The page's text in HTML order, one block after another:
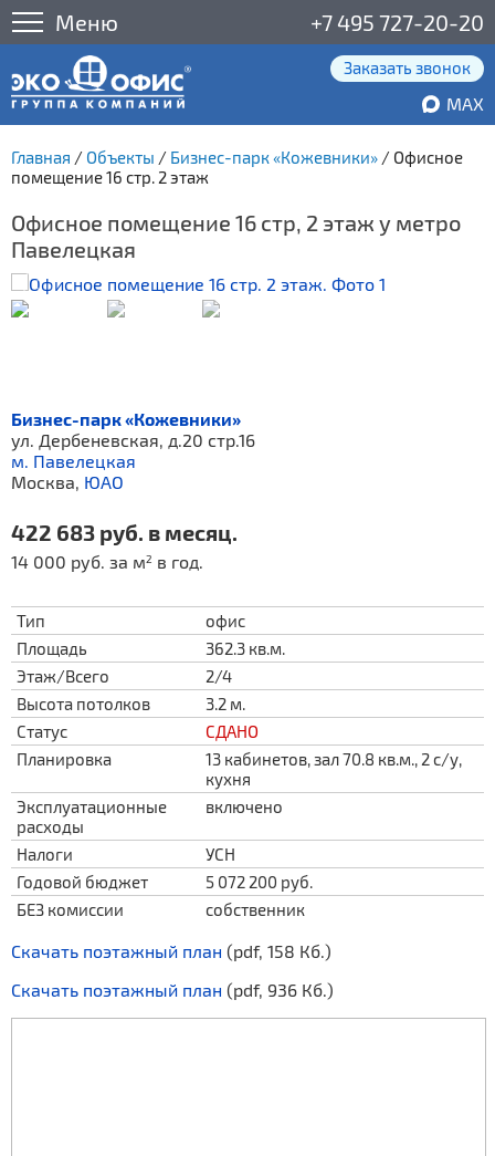
Меню +7 495 727-20-20
Заказать звонок
MAX
Главная / Объекты / Бизнес-парк «Кожевники» / Офисное
помещение 16 стр. 2 этаж
Офисное помещение 16 стр, 2 этаж у метро
Павелецкая
Бизнес-парк «Кожевники»
ул. Дербеневская, д.20 стр.16
м. Павелецкая
Москва, ЮАО
422 683 руб. в месяц.
14 000 руб. за м2 в год.
Тип
офис
Площадь
362.3 кв.м.
Этаж/Всего
2/4
Высота потолков
3.2 м.
Статус
СДАНО
Планировка
13 кабинетов, зал 70.8 кв.м., 2 с/у,
кухня
Эксплуатационные
расходы
включено
Налоги
УСН
Годовой бюджет
5 072 200 руб.
БЕЗ комиссии
собственник
Скачать поэтажный план (pdf, 158 Кб.)
Скачать поэтажный план (pdf, 936 Кб.)